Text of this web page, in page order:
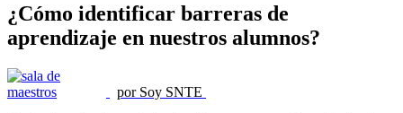
¿Cómo identificar barreras de
aprendizaje en nuestros alumnos?
por Soy SNTE